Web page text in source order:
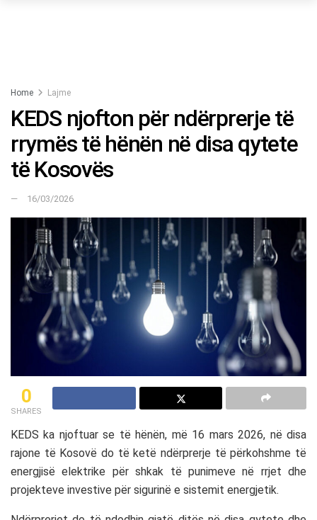
Home Lajme
KEDS njofton për ndërprerje të
rrymës të hënën në disa qytete
të Kosovës
16/03/2026
0
SHARES
KEDS ka njoftuar se të hënën, më 16 mars 2026, në disa
rajone të Kosovë do të ketë ndërprerje të përkohshme të
energjisë elektrike për shkak të punimeve në rrjet dhe
projekteve investive për sigurinë e sistemit energjetik.